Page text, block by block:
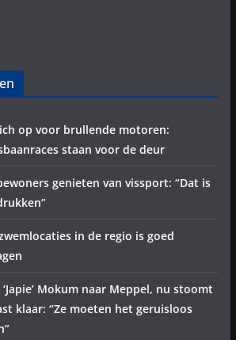
op voor brullende motoren:
staan voor de deur
genieten van vissport: “Dat is
in de regio is goed
Mokum naar Meppel, nu stoomt
klaar: “Ze moeten het geruisloos